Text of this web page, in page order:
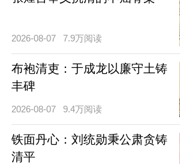
2026-08-07 7.9万阅读
布袍清吏：于成龙以廉守土铸
丰碑
2026-08-07 9.4万阅读
铁面丹心：刘统勋秉公肃贪铸
清平